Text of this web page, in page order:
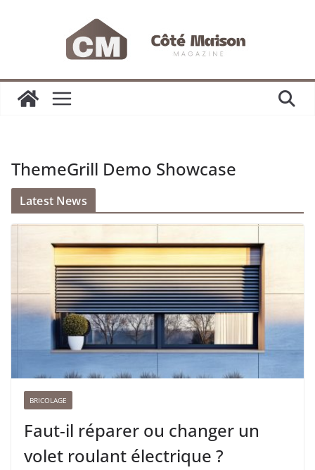
ThemeGrill Demo Showcase
Latest News
BRICOLAGE
Faut-il réparer ou changer un
volet roulant électrique ?